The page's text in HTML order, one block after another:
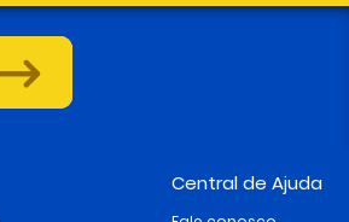
Central de Ajuda